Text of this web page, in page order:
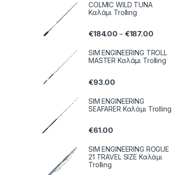
COLMIC WILD TUNA
Καλάμι Trolling
€184.00 – €187.00
SIM ENGINEERING TROLL
MASTER Καλάμι Trolling
€93.00
SIM ENGINEERING
SEAFARER Καλάμι Trolling
€61.00
SIM ENGINEERING ROGUE
21 TRAVEL SIZE Καλάμι
Trolling